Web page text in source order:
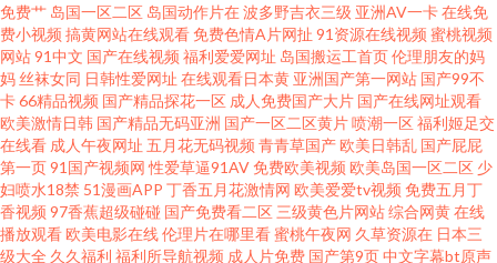
青青草大香蕉福利 影音先锋黑丝 成人超碰自拍 美女羞羞嗯啊网站 五月天婷
婷网站 91网站入口桃色 东京热亚洲色图 久草视频国产 亚洲性情 传媒视频播
放 青青草男人av 91大香焦Cn 大香蕉伊人成人网 久久玖玖视 日韩无码精品网
址 91次云 成人Aⅴ网站 久久五月蜜桃 深夜AV网 91丝瓜浮力草草 国产又色又
爽视频 日日操超碰 91蜜桃特黄A片 高清无码网站导航 玖玖大香蕉老司机 四
免费艹 岛国一区二区 岛国动作片在波多野吉衣三级 亚洲AV一卡在线免
费小视频 搞黄网站在线观看免费色情A片网扯 91资源在线视频 蜜桃视频
网站91中文 国产在线视频 福利爱爱网址 岛国搬运工首页伦理朋友的妈
妈 丝袜女同 日韩性爱网址 在线观看日本黄 亚洲国产第一网站 国产99不
卡66精品视频 国产精品探花一区 成人免费国产大片 国产在线网址观看
欧美激情日韩 国产精品无码亚洲 国产一区二区黄片喷潮一区福利姬足交
在线看 成人午夜网址 五月花无码视频 青青草国产欧美日韩乱 国产屁屁
第一页91国产视频网 性爱草逼91AV免费欧美视频 欧美岛国一区二区 少
妇喷水18禁 51漫画APP 丁香五月花激情网 欧美爱爱tv视频 免费五月丁
香视频 97香蕉超级碰碰 国产免费看二区 三级黄色片网站综合网黄在线
播放观看欧美电影在线伦理片在哪里看蜜桃午夜网 久草资源在 日本三
级大全 久久福利 福利所导航视频 成人片免费 国产第9页中文字幕bt原声